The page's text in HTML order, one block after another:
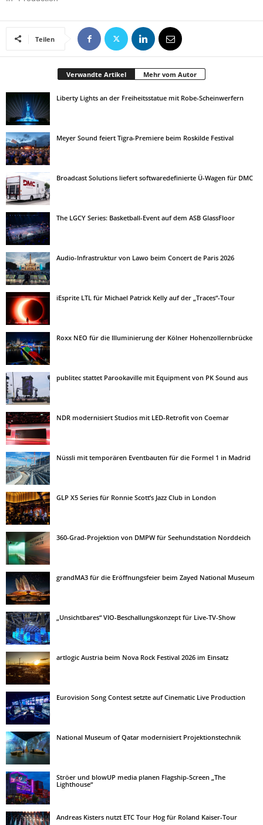
Teilen
Verwandte Artikel Mehr vom Autor
Liberty Lights an der Freiheitsstatue mit Robe-Scheinwerfern
Meyer Sound feiert Tigra-Premiere beim Roskilde Festival
Broadcast Solutions liefert softwaredefinierte Ü-Wagen für DMC
The LGCY Series: Basketball-Event auf dem ASB GlassFloor
Audio-Infrastruktur von Lawo beim Concert de Paris 2026
iEsprite LTL für Michael Patrick Kelly auf der „Traces“-Tour
Roxx NEO für die Illuminierung der Kölner Hohenzollernbrücke
publitec stattet Parookaville mit Equipment von PK Sound aus
NDR modernisiert Studios mit LED-Retrofit von Coemar
Nüssli mit temporären Eventbauten für die Formel 1 in Madrid
GLP X5 Series für Ronnie Scott’s Jazz Club in London
360-Grad-Projektion von DMPW für Seehundstation Norddeich
grandMA3 für die Eröffnungsfeier beim Zayed National Museum
„Unsichtbares“ VIO-Beschallungskonzept für Live-TV-Show
artlogic Austria beim Nova Rock Festival 2026 im Einsatz
Eurovision Song Contest setzte auf Cinematic Live Production
National Museum of Qatar modernisiert Projektionstechnik
Ströer und blowUP media planen Flagship-Screen „The
Lighthouse“
Andreas Kisters nutzt ETC Tour Hog für Roland Kaiser-Tour